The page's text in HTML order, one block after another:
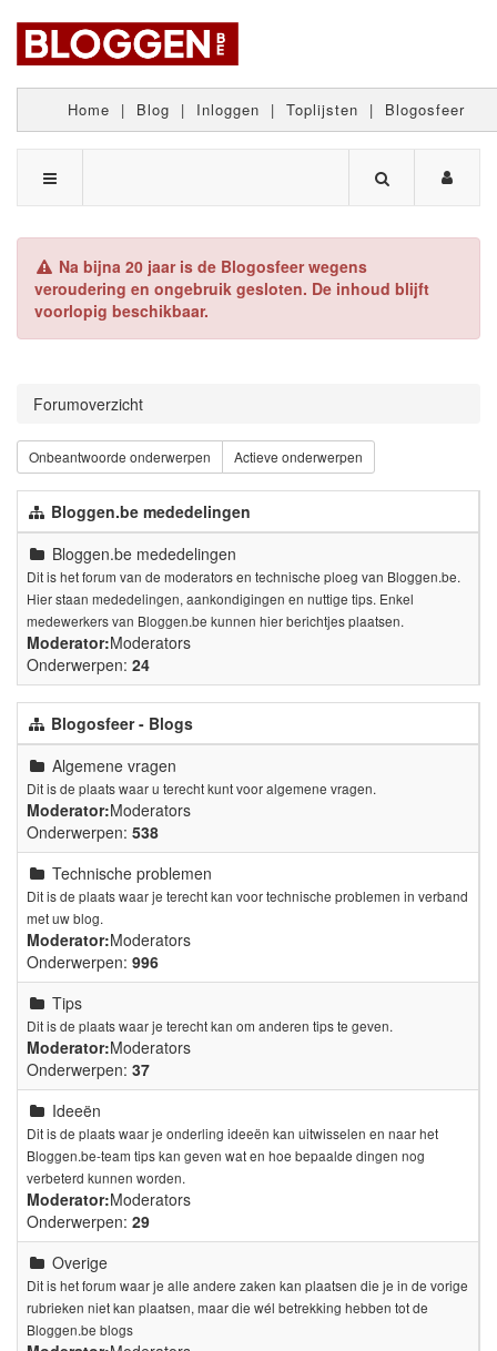
Home | Blog | Inloggen | Toplijsten | Blogosfeer
Na bijna 20 jaar is de Blogosfeer wegens
veroudering en ongebruik gesloten. De inhoud blijft
voorlopig beschikbaar.
Forumoverzicht
Onbeantwoorde onderwerpen Actieve onderwerpen
Bloggen.be mededelingen
Bloggen.be mededelingen
Dit is het forum van de moderators en technische ploeg van Bloggen.be.
Hier staan mededelingen, aankondigingen en nuttige tips. Enkel
medewerkers van Bloggen.be kunnen hier berichtjes plaatsen.
Moderator:Moderators
Onderwerpen: 24
Blogosfeer - Blogs
Algemene vragen
Dit is de plaats waar u terecht kunt voor algemene vragen.
Moderator:Moderators
Onderwerpen: 538
Technische problemen
Dit is de plaats waar je terecht kan voor technische problemen in verband
met uw blog.
Moderator:Moderators
Onderwerpen: 996
Tips
Dit is de plaats waar je terecht kan om anderen tips te geven.
Moderator:Moderators
Onderwerpen: 37
Ideeën
Dit is de plaats waar je onderling ideeën kan uitwisselen en naar het
Bloggen.be-team tips kan geven wat en hoe bepaalde dingen nog
verbeterd kunnen worden.
Moderator:Moderators
Onderwerpen: 29
Overige
Dit is het forum waar je alle andere zaken kan plaatsen die je in de vorige
rubrieken niet kan plaatsen, maar die wél betrekking hebben tot de
Bloggen.be blogs